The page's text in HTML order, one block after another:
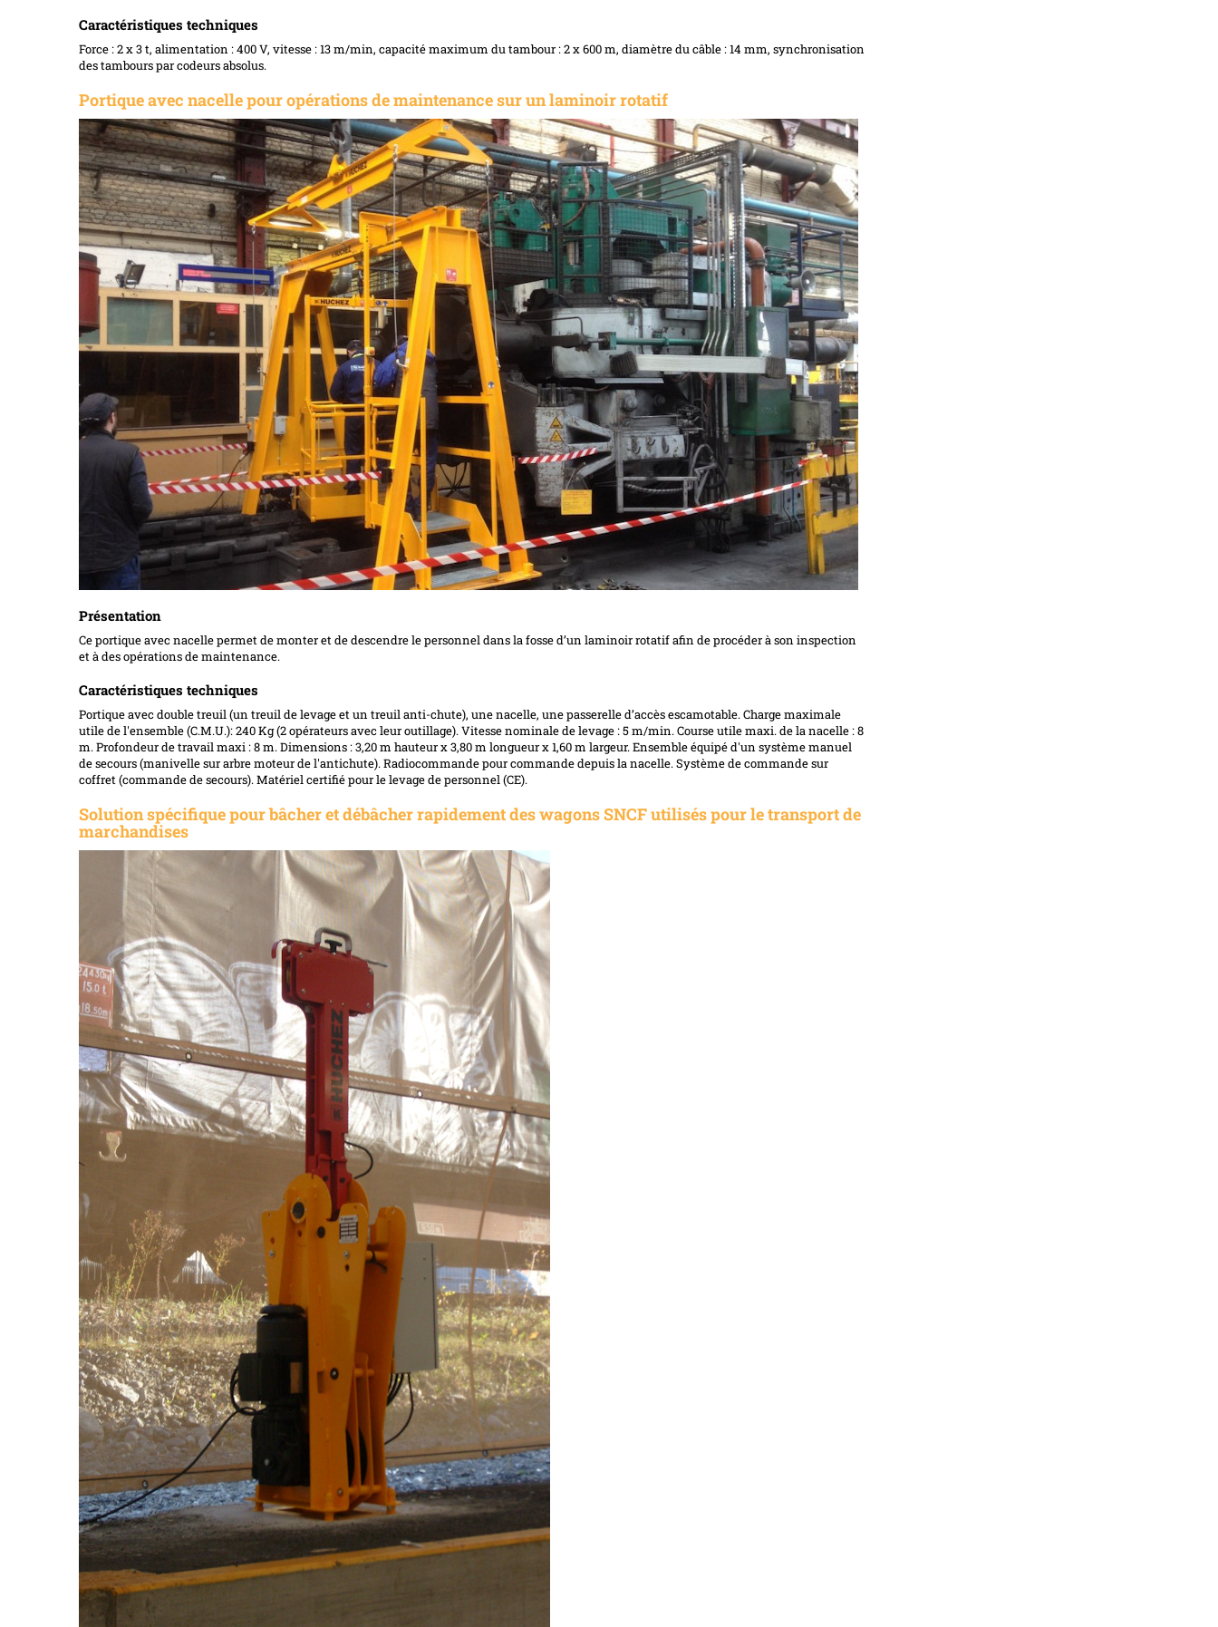
Caractéristiques techniques
Force : 2 x 3 t, alimentation : 400 V, vitesse : 13 m/min, capacité maximum du tambour : 2 x 600 m, diamètre du câble : 14 mm, synchronisation
des tambours par codeurs absolus.
Portique avec nacelle pour opérations de maintenance sur un laminoir rotatif
Présentation
Ce portique avec nacelle permet de monter et de descendre le personnel dans la fosse d’un laminoir rotatif afin de procéder à son inspection
et à des opérations de maintenance.
Caractéristiques techniques
Portique avec double treuil (un treuil de levage et un treuil anti-chute), une nacelle, une passerelle d’accès escamotable. Charge maximale
utile de l'ensemble (C.M.U.): 240 Kg (2 opérateurs avec leur outillage). Vitesse nominale de levage : 5 m/min. Course utile maxi. de la nacelle : 8
m. Profondeur de travail maxi : 8 m. Dimensions : 3,20 m hauteur x 3,80 m longueur x 1,60 m largeur. Ensemble équipé d'un système manuel
de secours (manivelle sur arbre moteur de l'antichute). Radiocommande pour commande depuis la nacelle. Système de commande sur
coffret (commande de secours). Matériel certifié pour le levage de personnel (CE).
Solution spécifique pour bâcher et débâcher rapidement des wagons SNCF utilisés pour le transport de
marchandises